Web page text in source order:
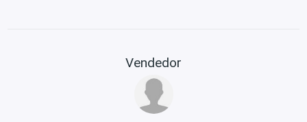
Vendedor